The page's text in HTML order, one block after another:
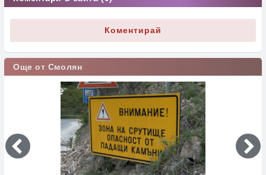
Коментирай
Още от Смолян